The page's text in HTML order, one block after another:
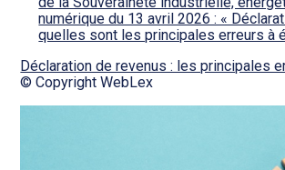
numérique du 13 avril 2026 : «
quelles sont les principales erreurs à
Déclaration de revenus : les principales
© Copyright WebLex